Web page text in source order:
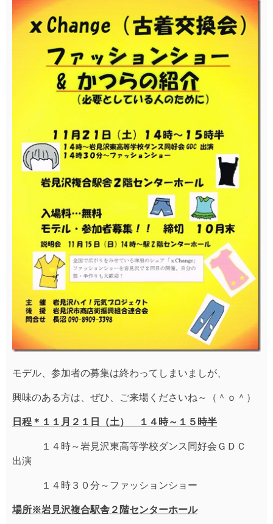
モデル、参加者の募集は終わってしまいましが、
興味のある方は、ぜひ、ご来場くださいね～（＾ｏ＾）
日程＊１１月２１日（土） １４時～１５時半
１４時～岩見沢東高等学校ダンス同好会ＧＤＣ
出演
１４時３０分～ファッションショー
場所※岩見沢複合駅舎２階センターホール